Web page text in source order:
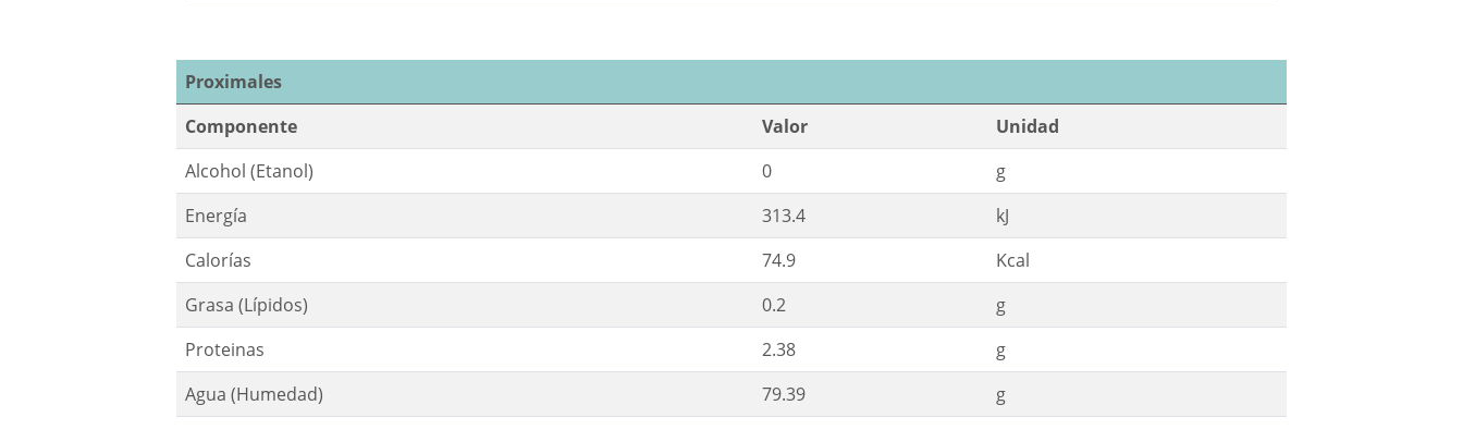
Proximales
Componente
Valor
Unidad
Alcohol (Etanol)
0
g
Energía
313.4
kJ
Calorías
74.9
Kcal
Grasa (Lípidos)
0.2
g
Proteinas
2.38
g
Agua (Humedad)
79.39 g